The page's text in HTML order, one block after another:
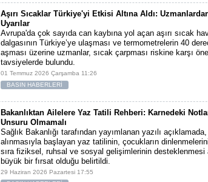
Aşırı Sıcaklar Türkiye'yi Etkisi Altına Aldı:
Uyarılar
Avrupa'da çok sayıda can kaybına yol açan aşırı sıcak
dalgasının Türkiye’ye ulaşması ve termometrelerin 40
aşması üzerine uzmanlar, sıcak çarpması riskine karşı
tavsiyelerde bulundu.
01 Temmuz 2026 Çarşamba 11:26
BASIN HABERLERİ
Bakanlıktan Ailelere Yaz Tatili Rehberi: Karnedeki
Unsuru Olmamalı
Sağlık Bakanlığı tarafından yayımlanan yazılı
alınmasıyla başlayan yaz tatilinin, çocukların
sıra fiziksel, ruhsal ve sosyal gelişimlerinin desteklenmesi
büyük bir fırsat olduğu belirtildi.
29 Haziran 2026 Pazartesi 17:55